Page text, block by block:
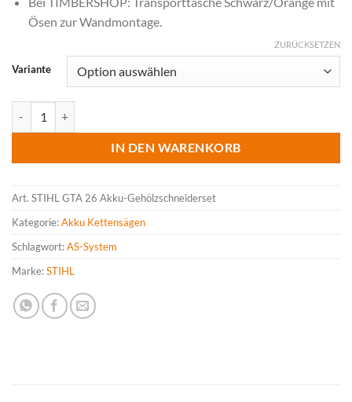
Ösen zur Wandmontage.
Variante
ZURÜCKSETZEN
IN DEN WARENKORB
Art. STIHL GTA 26 Akku-Gehölzschneiderset
Kategorie:Akku Kettensägen
Schlagwort:AS-System
Marke:STIHL